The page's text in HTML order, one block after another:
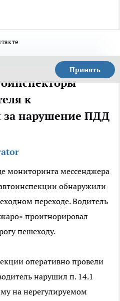
Принять
к
за нарушение ПДД
мониторинга мессенджера
обнаружили
переходе. Водитель
проигнорировал
пешеходу.
оперативно провели
нарушил п. 14.1
на нерегулируемом